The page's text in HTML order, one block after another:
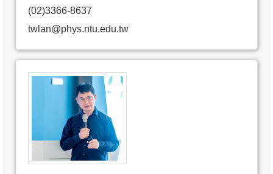
(02)3366-8637
twlan@phys.ntu.edu.tw